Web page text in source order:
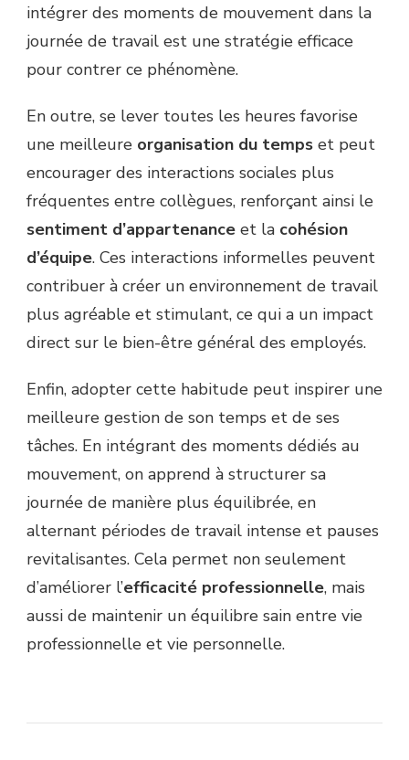
intégrer des moments de mouvement dans la
journée de travail est une stratégie efficace
pour contrer ce phénomène.
En outre, se lever toutes les heures favorise
une meilleure organisation du temps et peut
encourager des interactions sociales plus
fréquentes entre collègues, renforçant ainsi le
sentiment d’appartenance et la cohésion
d’équipe. Ces interactions informelles peuvent
contribuer à créer un environnement de travail
plus agréable et stimulant, ce qui a un impact
direct sur le bien-être général des employés.
Enfin, adopter cette habitude peut inspirer une
meilleure gestion de son temps et de ses
tâches. En intégrant des moments dédiés au
mouvement, on apprend à structurer sa
journée de manière plus équilibrée, en
alternant périodes de travail intense et pauses
revitalisantes. Cela permet non seulement
d’améliorer l’efficacité professionnelle, mais
aussi de maintenir un équilibre sain entre vie
professionnelle et vie personnelle.